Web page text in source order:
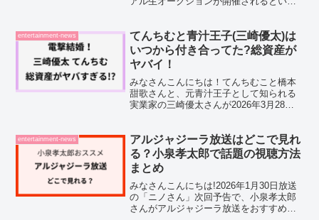
を掲げて「1,000万円！」とコールしてい
る入札...
entertainment-news
てんちむと青汁王子(三崎優太)は
いつから付き合ってた?総資産が
ヤバイ！
みなさんこんにちは！てんちむこと橋本
甜歌さんと、元青汁王子として知られる
実業家の三崎優太さんが2026年3月28日
一方で、交際期間については詳しく触れ
られておらず、「2...
entertainment-news
アルジャジーラ放送はどこで見れ
る？小泉孝太郎で話題の視聴方法
まとめ
みなさんこんにちは!2026年1月30日放送
の「ニノさん」次回予告で、小泉孝太郎
さんがアルジャジーラ放送をおすすめし